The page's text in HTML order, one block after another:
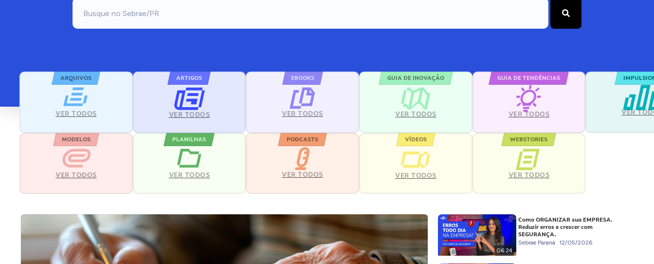
ARQUIVOS
VER TODOS
ARTIGOS
VER TODOS
EBOOKS
VER TODOS
GUIA DE INOVAÇÃO
VER TODOS
GUIA DE TENDÊNCIAS
VER TODOS VER
MODELOS
VER TODOS
PLANILHAS
VER TODOS
PODCASTS
VER TODOS
VÍDEOS
VER TODOS
WEBSTORIES
VER TODOS
06:24
Como ORGANIZAR sua EMPRESA.
Reduzir erros e crescer com
SEGURANÇA.
Sebrae Paraná 12/05/2026